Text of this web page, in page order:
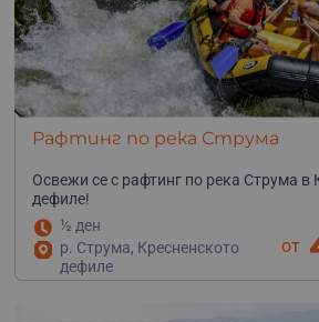
Рафтинг по река Струма
Освежи се с рафтинг по река Струма в
дефиле!
½ ден
р. Струма, Кресненското
дефиле
от